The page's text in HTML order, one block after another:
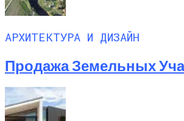
АРХИТЕКТУРА И ДИЗАЙН
Продажа Земельных